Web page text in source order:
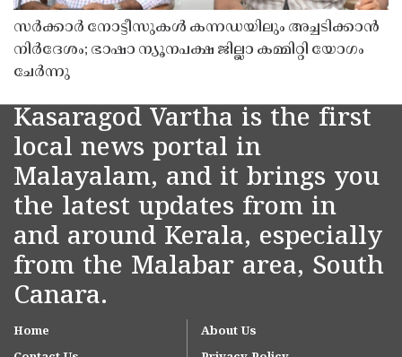
സർക്കാർ നോട്ടീസുകൾ കന്നഡയിലും അച്ചടിക്കാൻ
നിർദേശം; ഭാഷാ ന്യൂനപക്ഷ ജില്ലാ കമ്മിറ്റി യോഗം
ചേർന്നു
Kasaragod Vartha is the first
local news portal in
Malayalam, and it brings you
the latest updates from in
and around Kerala, especially
from the Malabar area, South
Canara.
Home
About Us